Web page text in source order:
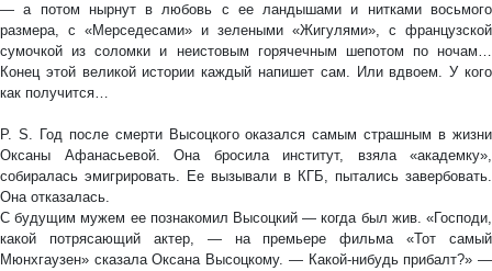
— а потом нырнут в любовь с ее ландышами и нитками восьмого
размера, с «Мерседесами» и зелеными «Жигулями», с французской
сумочкой из соломки и неистовым горячечным шепотом по ночам…
Конец этой великой истории каждый напишет сам. Или вдвоем. У кого
как получится…
Р. S. Год после смерти Высоцкого оказался самым страшным в жизни
Оксаны Афанасьевой. Она бросила институт, взяла «академку»,
собиралась эмигрировать. Ее вызывали в КГБ, пытались завербовать.
Она отказалась.
С будущим мужем ее познакомил Высоцкий — когда был жив. «Господи,
какой потрясающий актер, — на премьере фильма «Тот самый
Мюнхгаузен» сказала Оксана Высоцкому. — Какой-нибудь прибалт?» —